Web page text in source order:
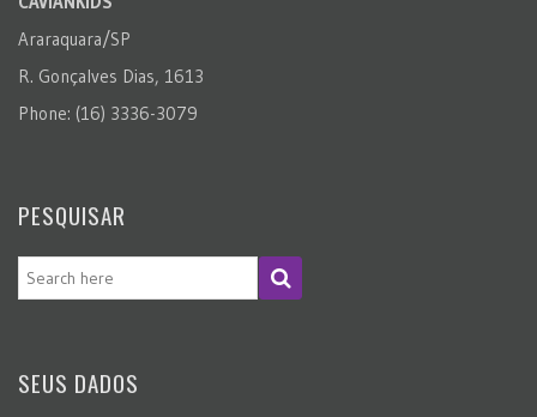
Araraquara/SP
R. Gonçalves Dias, 1613
Phone: (16) 3336-3079
PESQUISAR
SEUS DADOS